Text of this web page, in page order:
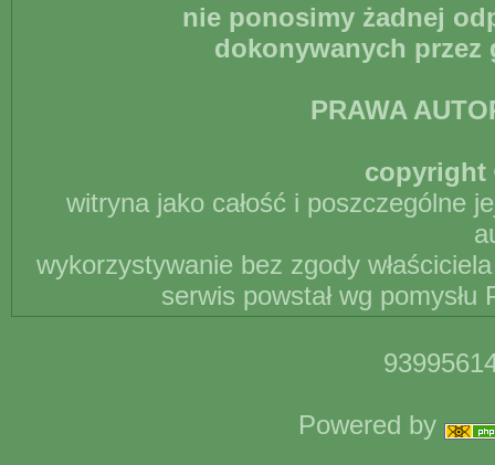
nie ponosimy żadnej
dokonywanych
PRAWA
copyright
witryna jako całość i poszczególne
wykorzystywanie bez zgody
serwis powstał wg
Powered by